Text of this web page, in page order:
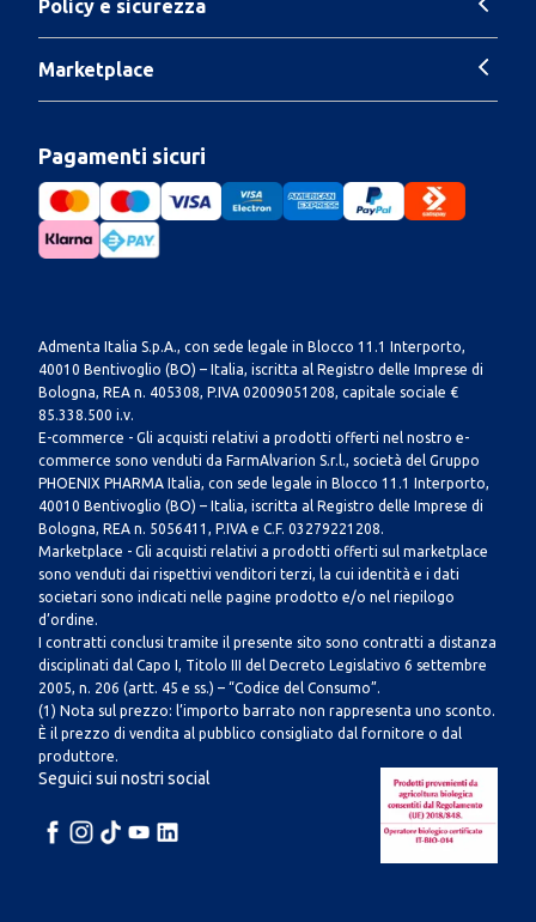
Policy e sicurezza
Marketplace
Pagamenti sicuri
Admenta Italia S.p.A., con sede legale in Blocco 11.1 Interporto,
40010 Bentivoglio (BO) – Italia, iscritta al Registro delle Imprese di
Bologna, REA n. 405308, P.IVA 02009051208, capitale sociale €
85.338.500 i.v.
E-commerce - Gli acquisti relativi a prodotti offerti nel nostro e-
commerce sono venduti da FarmAlvarion S.r.l., società del Gruppo
PHOENIX PHARMA Italia, con sede legale in Blocco 11.1 Interporto,
40010 Bentivoglio (BO) – Italia, iscritta al Registro delle Imprese di
Bologna, REA n. 5056411, P.IVA e C.F. 03279221208.
Marketplace - Gli acquisti relativi a prodotti offerti sul marketplace
sono venduti dai rispettivi venditori terzi, la cui identità e i dati
societari sono indicati nelle pagine prodotto e/o nel riepilogo
d’ordine.
I contratti conclusi tramite il presente sito sono contratti a distanza
disciplinati dal Capo I, Titolo III del Decreto Legislativo 6 settembre
2005, n. 206 (artt. 45 e ss.) – “Codice del Consumo”.
(1) Nota sul prezzo: l’importo barrato non rappresenta uno sconto.
È il prezzo di vendita al pubblico consigliato dal fornitore o dal
produttore.
Seguici sui nostri social